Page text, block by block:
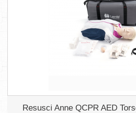
Resusci Anne QCPR AED